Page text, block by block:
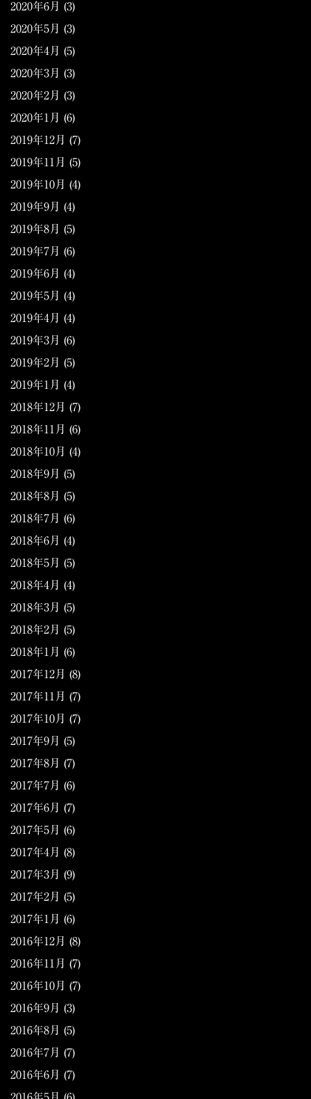
2020年6月 (3)
2020年5月 (3)
2020年4月 (5)
2020年3月 (3)
2020年2月 (3)
2020年1月 (6)
2019年12月 (7)
2019年11月 (5)
2019年10月 (4)
2019年9月 (4)
2019年8月 (5)
2019年7月 (6)
2019年6月 (4)
2019年5月 (4)
2019年4月 (4)
2019年3月 (6)
2019年2月 (5)
2019年1月 (4)
2018年12月 (7)
2018年11月 (6)
2018年10月 (4)
2018年9月 (5)
2018年8月 (5)
2018年7月 (6)
2018年6月 (4)
2018年5月 (5)
2018年4月 (4)
2018年3月 (5)
2018年2月 (5)
2018年1月 (6)
2017年12月 (8)
2017年11月 (7)
2017年10月 (7)
2017年9月 (5)
2017年8月 (7)
2017年7月 (6)
2017年6月 (7)
2017年5月 (6)
2017年4月 (8)
2017年3月 (9)
2017年2月 (5)
2017年1月 (6)
2016年12月 (8)
2016年11月 (7)
2016年10月 (7)
2016年9月 (3)
2016年8月 (5)
2016年7月 (7)
2016年6月 (7)